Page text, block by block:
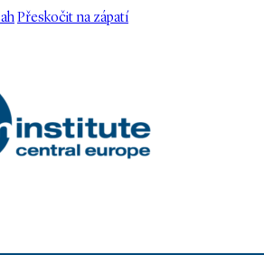
Přeskočit na zápatí